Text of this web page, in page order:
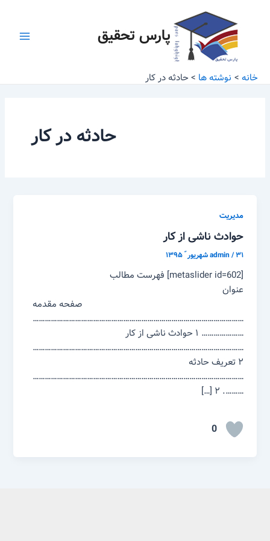
پارس تحقیق
خانه نوشته ها حادثه در کار
حادثه در کار
مدیریت
حوادث ناشی از کار
admin/۳۱ شهریور ّ ۱۳۹۵
[metaslider id=602] فهرست مطالب
عنوان
صفحه مقدمه
……………………………………………………………………………………………
………………… ۱ حوادث ناشی از کار
……………………………………………………………………………………………
۲ تعریف حادثه
……………………………………………………………………………………………
………. ۲ […]
0